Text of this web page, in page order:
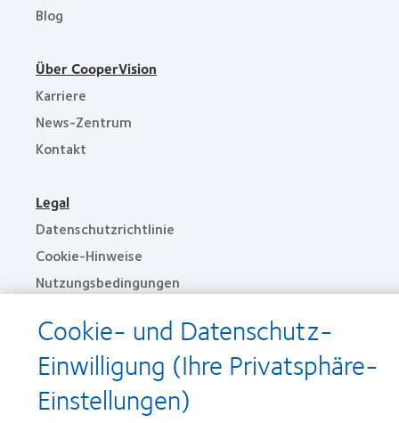
Blog
Über CooperVision
Karriere
News-Zentrum
Kontakt
Legal
Datenschutzrichtlinie
Cookie-Hinweise
Nutzungsbedingungen
Impressum
Einwilligungspräferenzen verwalten
Cookie- und Datenschutz-
Einwilligung (Ihre Privatsphäre-
Einstellungen)